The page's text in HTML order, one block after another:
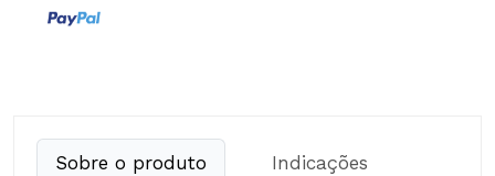
Sobre o produto Indicações